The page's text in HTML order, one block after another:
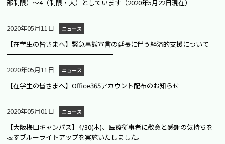
部制限）～4（制限・大）としています（2020年5月22日現在）
2020年05月11日 ニュース
【在学生の皆さまへ】緊急事態宣言の延長に伴う経済的支援について
2020年05月11日 ニュース
【在学生の皆さまへ】Office365アカウント配布のお知らせ
2020年05月01日 ニュース
【大阪梅田キャンパス】4/30(木)、医療従事者に敬意と感謝の気持ちを
表すブルーライトアップを実施いたしました。